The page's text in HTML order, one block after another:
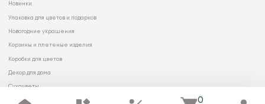
0
Новинки
Упаковка для цветов и подарков
Новогодние украшения
Корзины и плетеные изделия
Коробки для цветов
Декор для дома
Сухоцветы